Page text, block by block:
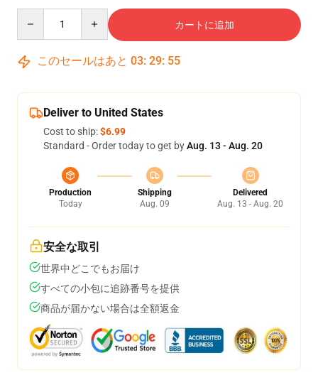
カートに追加
このセールはあと 03: 29: 54
Deliver to United States
Cost to ship:$6.99
Standard - Order today to get byAug. 13 - Aug. 20
Production
Today
Shipping
Aug. 09
Delivered
Aug. 13 - Aug. 20
安全な取引
世界中どこでもお届け
すべての小包に追跡番号を提供
商品が届かない場合は全額返金